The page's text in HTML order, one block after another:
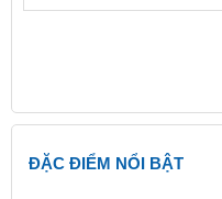
ĐẶC ĐIỂM NỔI BẬT